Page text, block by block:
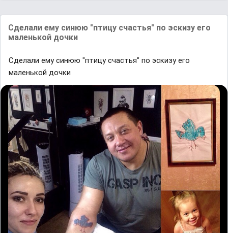
Сделали ему синюю "птицу счастья" по эскизу его
маленькой дочки
Сделали ему синюю "птицу счастья" по эскизу его
маленькой дочки